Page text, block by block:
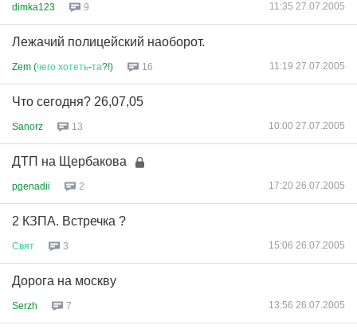
dimka123 9 11:35 27.07.2005
Лежачий полицейский наоборот.
Zem (чего хотеть-та?!) 16 11:19 27.07.2005
Что сегодня? 26,07,05
Sanorz 13 10:00 27.07.2005
ДТП на Щербакова
pgenadii 2 17:20 26.07.2005
2 КЗПА. Встречка ?
Свят 3 15:06 26.07.2005
Дорога на москву
Serzh 7 13:56 26.07.2005